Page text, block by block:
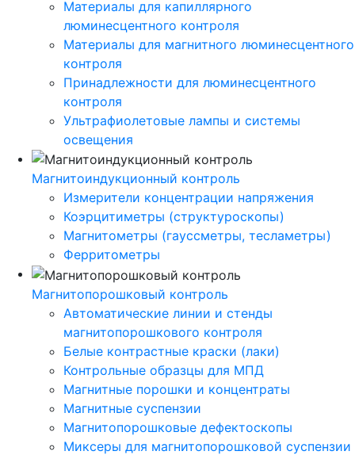
Материалы для капиллярного
люминесцентного контроля
Материалы для магнитного люминесцентного
контроля
Принадлежности для люминесцентного
контроля
Ультрафиолетовые лампы и системы
освещения
Магнитоиндукционный контроль
Измерители концентрации напряжения
Коэрцитиметры (структуроскопы)
Магнитометры (гауссметры, тесламетры)
Ферритометры
Магнитопорошковый контроль
Автоматические линии и стенды
магнитопорошкового контроля
Белые контрастные краски (лаки)
Контрольные образцы для МПД
Магнитные порошки и концентраты
Магнитные суспензии
Магнитопорошковые дефектоскопы
Миксеры для магнитопорошковой суспензии